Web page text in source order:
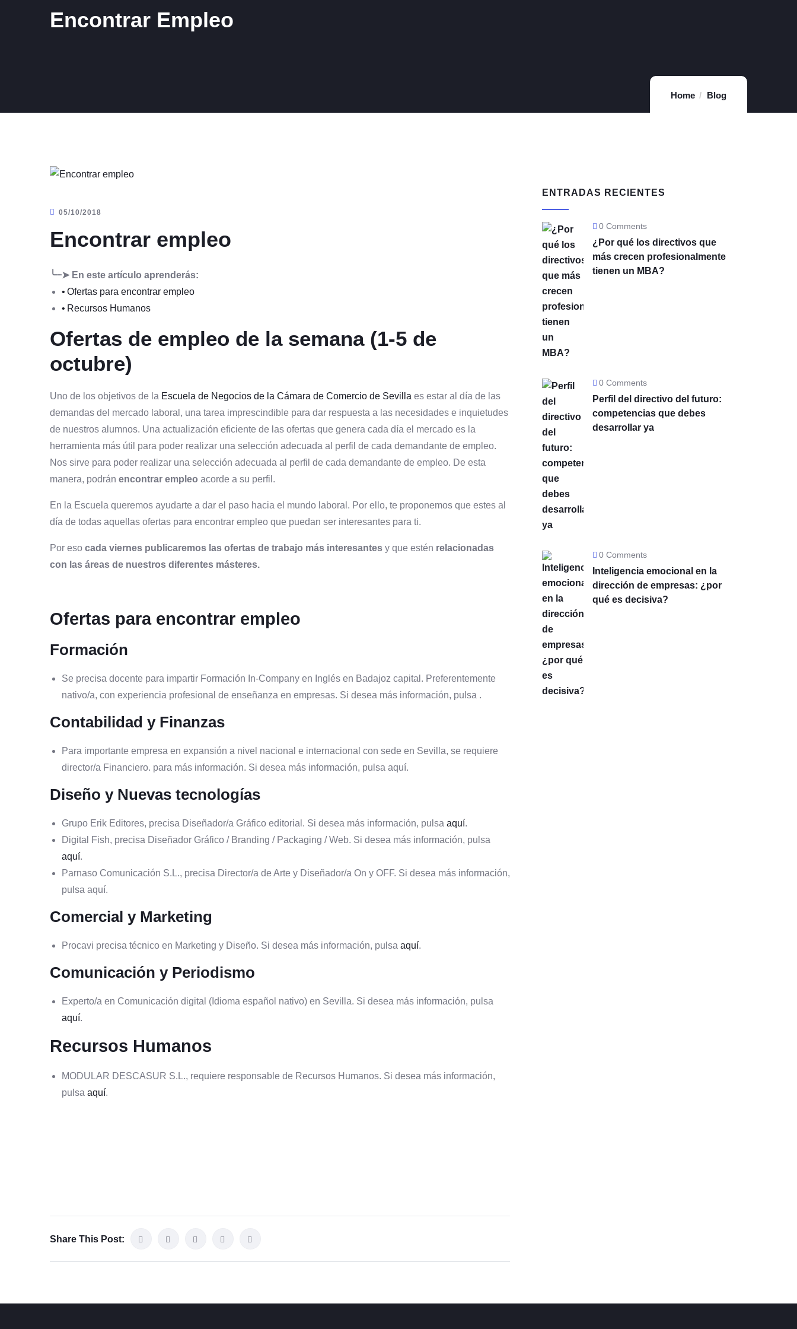
Encontrar Empleo
Home Blog
05/10/2018
Encontrar empleo
╰┈➤ En este artículo aprenderás:
Ofertas para encontrar empleo
Recursos Humanos
Ofertas de empleo de la semana (1-5 de
octubre)
Uno de los objetivos de la Escuela de Negocios de la Cámara de Comercio de Sevilla es estar al día de las
demandas del mercado laboral, una tarea imprescindible para dar respuesta a las necesidades e inquietudes
de nuestros alumnos. Una actualización eficiente de las ofertas que genera cada día el mercado es la
herramienta más útil para poder realizar una selección adecuada al perfil de cada demandante de empleo.
Nos sirve para poder realizar una selección adecuada al perfil de cada demandante de empleo. De esta
manera, podrán encontrar empleo acorde a su perfil.
En la Escuela queremos ayudarte a dar el paso hacia el mundo laboral. Por ello, te proponemos que estes al
día de todas aquellas ofertas para encontrar empleo que puedan ser interesantes para ti.
Por eso cada viernes publicaremos las ofertas de trabajo más interesantes y que estén relacionadas
con las áreas de nuestros diferentes másteres.
Ofertas para encontrar empleo
Formación
Se precisa docente para impartir Formación In-Company en Inglés en Badajoz capital. Preferentemente
nativo/a, con experiencia profesional de enseñanza en empresas. Si desea más información, pulsa .
Contabilidad y Finanzas
Para importante empresa en expansión a nivel nacional e internacional con sede en Sevilla, se requiere
director/a Financiero. para más información. Si desea más información, pulsa aquí.
Diseño y Nuevas tecnologías
Grupo Erik Editores, precisa Diseñador/a Gráfico editorial. Si desea más información, pulsa aquí.
Digital Fish, precisa Diseñador Gráfico / Branding / Packaging / Web. Si desea más información, pulsa
aquí.
Parnaso Comunicación S.L., precisa Director/a de Arte y Diseñador/a On y OFF. Si desea más información,
pulsa aquí.
Comercial y Marketing
Procavi precisa técnico en Marketing y Diseño. Si desea más información, pulsa aquí.
Comunicación y Periodismo
Experto/a en Comunicación digital (Idioma español nativo) en Sevilla. Si desea más información, pulsa
aquí.
Recursos Humanos
MODULAR DESCASUR S.L., requiere responsable de Recursos Humanos. Si desea más información,
pulsa aquí.
Share This Post:
ENTRADAS RECIENTES
0 Comments
¿Por qué los directivos que
más crecen profesionalmente
tienen un MBA?
0 Comments
Perfil del directivo del futuro:
competencias que debes
desarrollar ya
0 Comments
Inteligencia emocional en la
dirección de empresas: ¿por
qué es decisiva?